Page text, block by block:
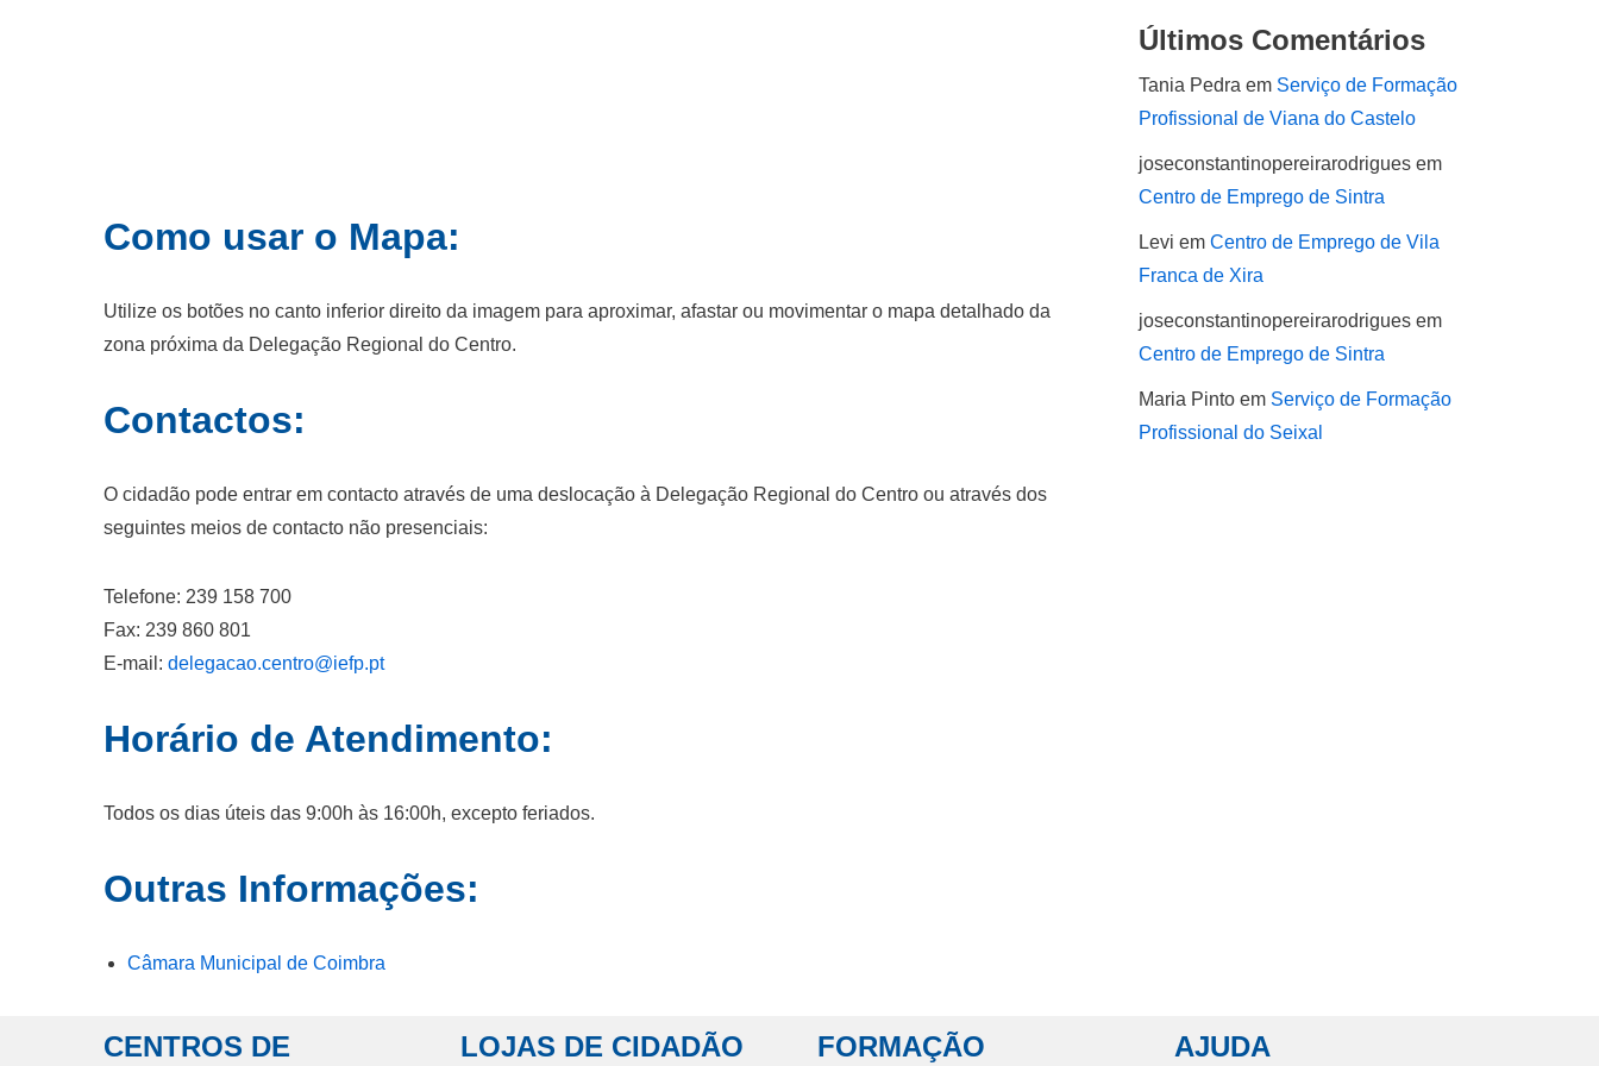
Como usar o Mapa:
Utilize os botões no canto inferior direito da imagem para aproximar, afastar ou movimentar o mapa detalhado da
zona próxima da Delegação Regional do Centro.
Contactos:
O cidadão pode entrar em contacto através de uma deslocação à Delegação Regional do Centro ou através dos
seguintes meios de contacto não presenciais:
Telefone: 239 158 700
Fax: 239 860 801
E-mail: delegacao.centro@iefp.pt
Horário de Atendimento:
Todos os dias úteis das 9:00h às 16:00h, excepto feriados.
Outras Informações:
Câmara Municipal de Coimbra
Últimos Comentários
Tania Pedra em Serviço de Formação
Profissional de Viana do Castelo
joseconstantinopereirarodrigues em
Centro de Emprego de Sintra
Levi em Centro de Emprego de Vila
Franca de Xira
joseconstantinopereirarodrigues em
Centro de Emprego de Sintra
Maria Pinto em Serviço de Formação
Profissional do Seixal
CENTROS DE LOJAS DE CIDADÃO FORMAÇÃO AJUDA